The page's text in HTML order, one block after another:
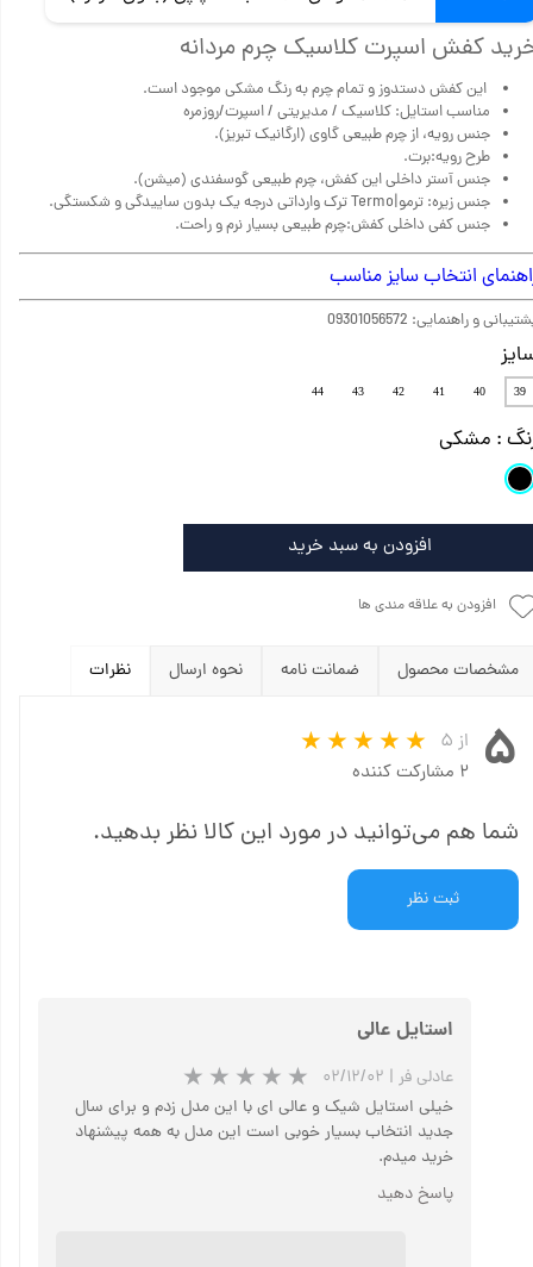
کفش اسپرت کلاسیک چرم مردانه
این کفش دستدوز و تمام چرم به رنگ مشکی موجود است.
مناسب استایل: کلاسیک / مدیریتی / اسپرت/روزمره
جنس رویه، از چرم طبیعی گاوی (ارگانیک تبریز).
طرح رویه:برت.
جنس آستر داخلی این کفش، چرم طبیعی گوسفندی (میشن).
جنس زیره: ترمو|Termo ترک وارداتی درجه یک بدون ساییدگی و شکستگی.
جنس کفی داخلی کفش:چرم طبیعی بسیار نرم و راحت.
انتخاب سایز مناسب
و راهنمایی: 09301056572
39
40
41
42
43
44
: مشکی
افزودن به سبد خرید
افزودن به علاقه مندی ها
مشخصات محصول ضمانت نامه نحوه ارسال نظرات
۵
از ۵
۲ مشارکت کننده
شما هم می‌توانید در مورد این کالا نظر بدهید.
ثبت نظر
استایل عالی
عادلی فر | ۰۲/۱۲/۰۲
خیلی استایل شیک و عالی ای با این مدل زدم و برای سال
جدید انتخاب بسیار خوبی است این مدل به همه پیشنهاد
خرید میدم.
پاسخ دهید